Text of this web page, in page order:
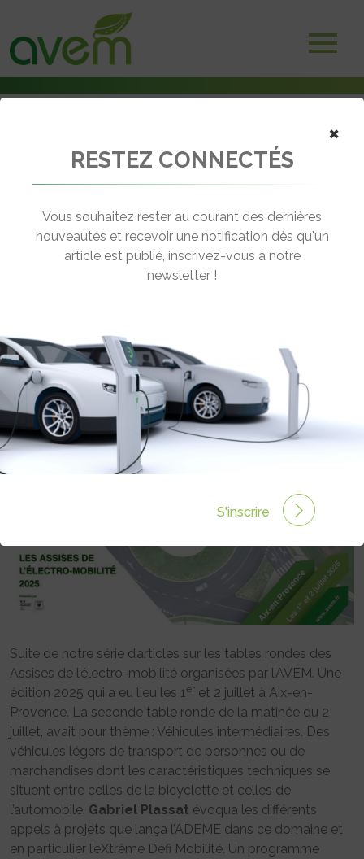
Assises de l’électro-mobilité 2025 : Véhicules intermédiaires
← Revenir aux actualités
2025 : VÉHICULES INTERMÉDIAIRES
Rédigé par Emmanuel Maumon le 25 Juil 2025 à 06:00
0 commentaires
Suite de notre série d’articles sur les tables rondes des
Assises de l’électro-mobilité organisées par l’AVEM. Une
édition 2025 qui a eu lieu les 1er et 2 juillet à Aix-en-
Provence. La seconde table ronde de la matinée du 2
juillet, avait pour thème : Véhicules intermédiaires. Des
véhicules légers de transport de personnes ou de
marchandises dont les caractéristiques techniques se
situent entre celles de la bicyclette et celles de
l’automobile. Gabriel Plassat évoqua les différents
appels à projets que lança l’ADEME dans ce domaine et
en particulier l’eXtrême Défi Mobilité. Un programme
×
RESTEZ CONNECTÉS
Vous souhaitez rester au courant des dernières
nouveautés et recevoir une notification dès qu'un
article est publié, inscrivez-vous à notre
newsletter !
S'inscrire